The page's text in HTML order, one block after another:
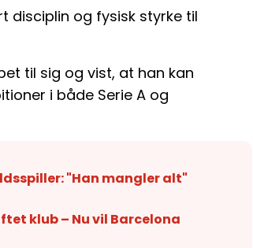
disciplin og fysisk styrke til
til sig og vist, at han kan
i både Serie A og
"Han mangler alt"
klub – Nu vil Barcelona